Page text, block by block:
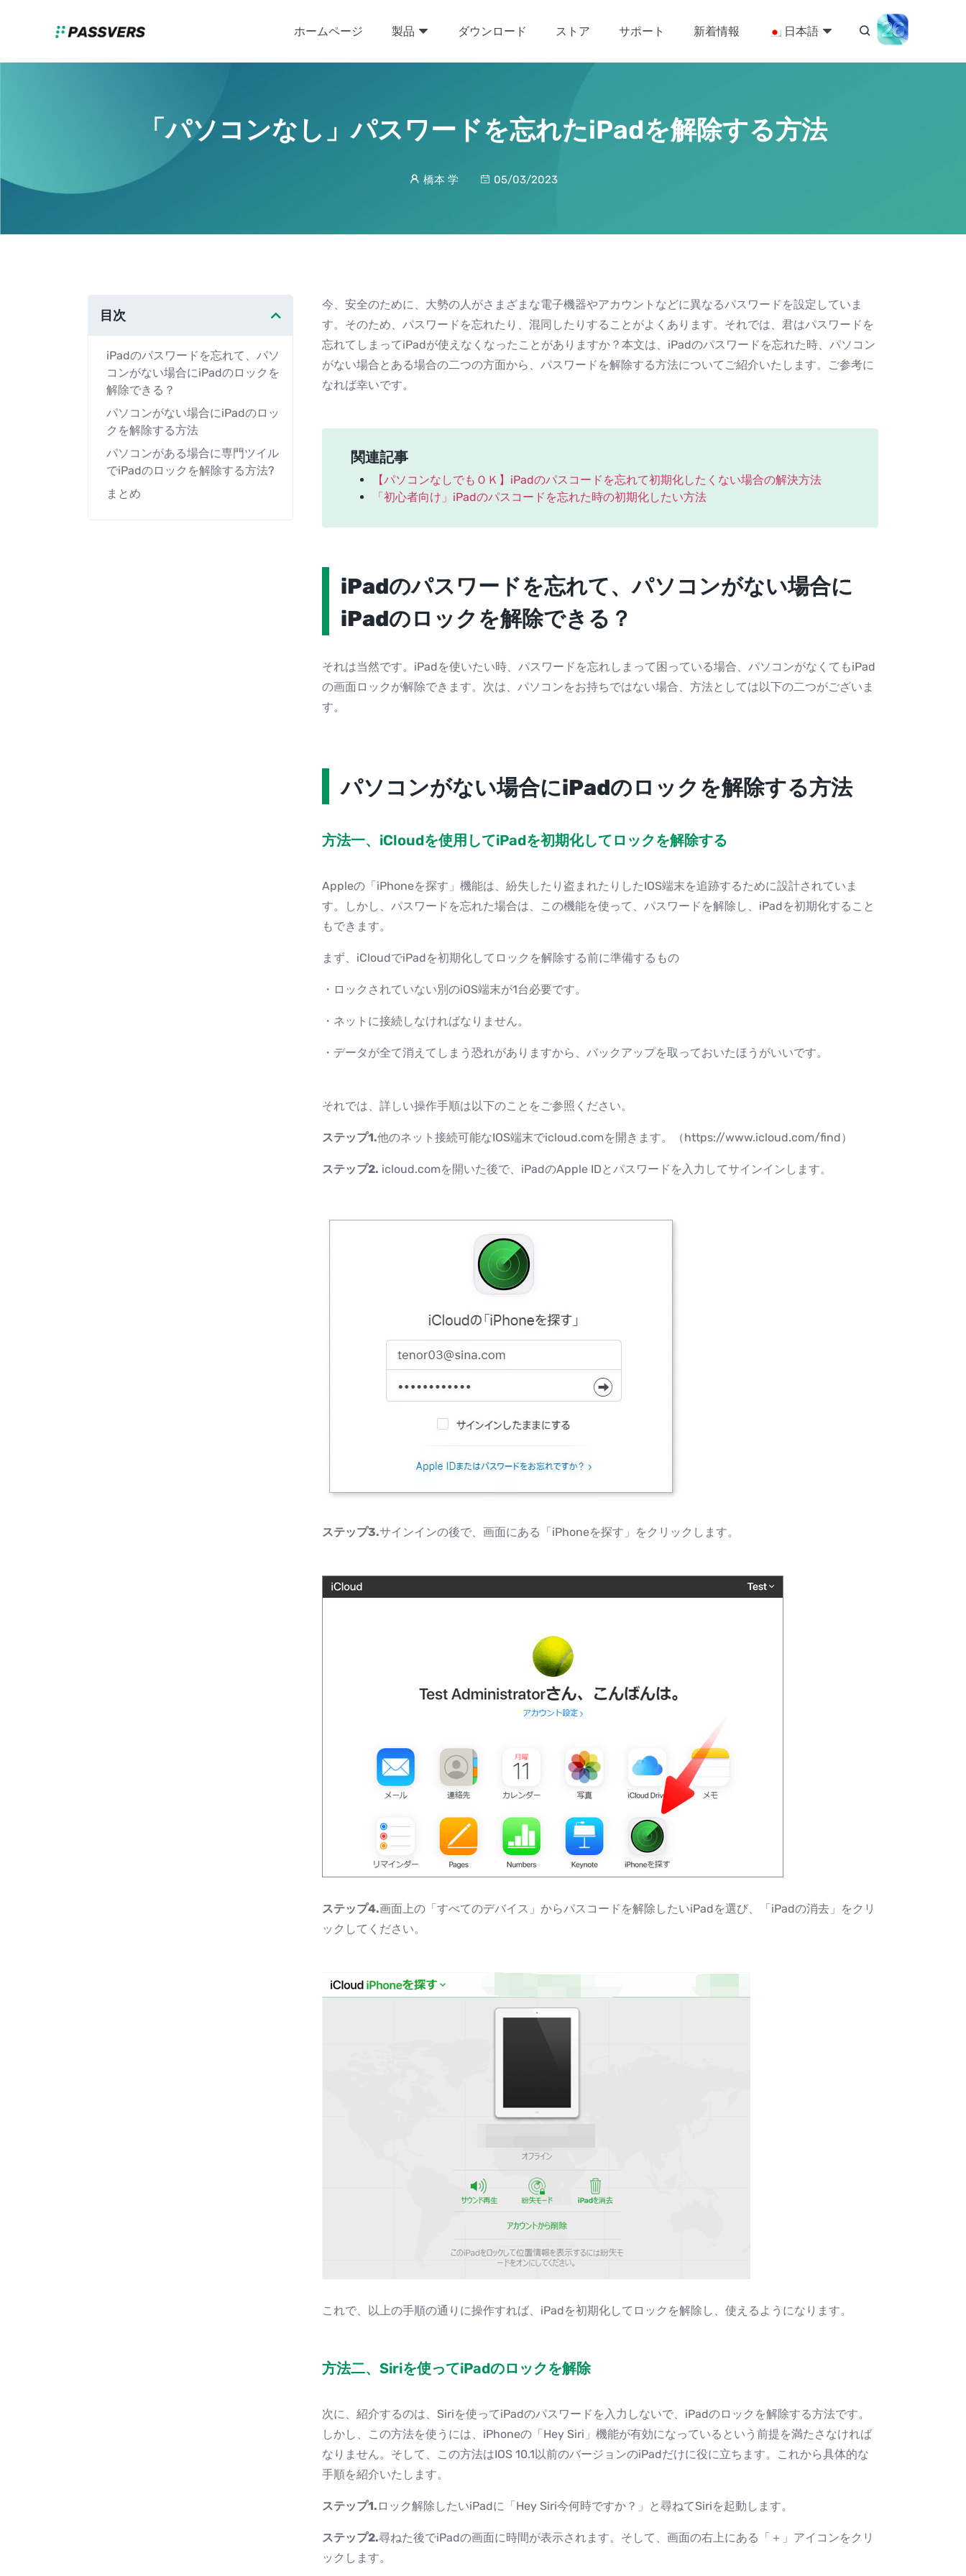
ホームページ 製品 ダウンロード ストア サポート 新着情報 日本語
「パソコンなし」パスワードを忘れたiPadを解除する方法
橋本 学 05/03/2023
目次
iPadのパスワードを忘れて、パソ
コンがない場合にiPadのロックを
解除できる？
パソコンがない場合にiPadのロッ
クを解除する方法
パソコンがある場合に専門ツイル
でiPadのロックを解除する方法?
まとめ
今、安全のために、大勢の人がさまざまな電子機器やアカウントなどに異なるパスワードを設定していま
す。そのため、パスワードを忘れたり、混同したりすることがよくあります。それでは、君はパスワードを
忘れてしまってiPadが使えなくなったことがありますか？本文は、iPadのパスワードを忘れた時、パソコン
がない場合とある場合の二つの方面から、パスワードを解除する方法についてご紹介いたします。ご参考に
なれば幸いです。
関連記事
【パソコンなしでもＯＫ】iPadのパスコードを忘れて初期化したくない場合の解決方法
「初心者向け」iPadのパスコードを忘れた時の初期化したい方法
iPadのパスワードを忘れて、パソコンがない場合に
iPadのロックを解除できる？
それは当然です。iPadを使いたい時、パスワードを忘れしまって困っている場合、パソコンがなくてもiPad
の画面ロックが解除できます。次は、パソコンをお持ちではない場合、方法としては以下の二つがございま
す。
パソコンがない場合にiPadのロックを解除する方法
方法一、iCloudを使用してiPadを初期化してロックを解除する
Appleの「iPhoneを探す」機能は、紛失したり盗まれたりしたIOS端末を追跡するために設計されていま
す。しかし、パスワードを忘れた場合は、この機能を使って、パスワードを解除し、iPadを初期化すること
もできます。
まず、iCloudでiPadを初期化してロックを解除する前に準備するもの
・ロックされていない別のiOS端末が1台必要です。
・ネットに接続しなければなりません。
・データが全て消えてしまう恐れがありますから、バックアップを取っておいたほうがいいです。
それでは、詳しい操作手順は以下のことをご参照ください。
ステップ1.他のネット接続可能なIOS端末でicloud.comを開きます。（https://www.icloud.com/find）
ステップ2. icloud.comを開いた後で、iPadのApple IDとパスワードを入力してサインインします。
ステップ3.サインインの後で、画面にある「iPhoneを探す」をクリックします。
ステップ4.画面上の「すべてのデバイス」からパスコードを解除したいiPadを選び、「iPadの消去」をクリ
ックしてください。
これで、以上の手順の通りに操作すれば、iPadを初期化してロックを解除し、使えるようになります。
方法二、Siriを使ってiPadのロックを解除
次に、紹介するのは、Siriを使ってiPadのパスワードを入力しないで、iPadのロックを解除する方法です。
しかし、この方法を使うには、iPhoneの「Hey Siri」機能が有効になっているという前提を満たさなければ
なりません。そして、この方法はIOS 10.1以前のバージョンのiPadだけに役に立ちます。これから具体的な
手順を紹介いたします。
ステップ1. ロック解除したいiPadに「Hey Siri今何時ですか？」と尋ねてSiriを起動します。
ステップ2.尋ねた後でiPadの画面に時間が表示されます。そして、画面の右上にある「＋」アイコンをクリ
ックします。